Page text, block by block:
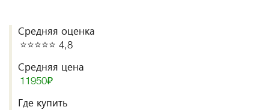
Средняя оценка
⭐️⭐️⭐️⭐️⭐️ 4,8
Средняя цена
11950₽
Где купить